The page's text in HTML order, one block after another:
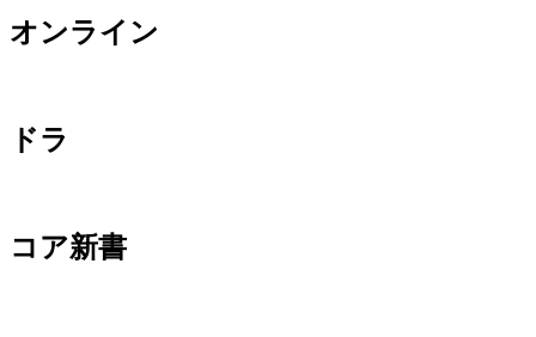
オンライン
ドラ
コア新書